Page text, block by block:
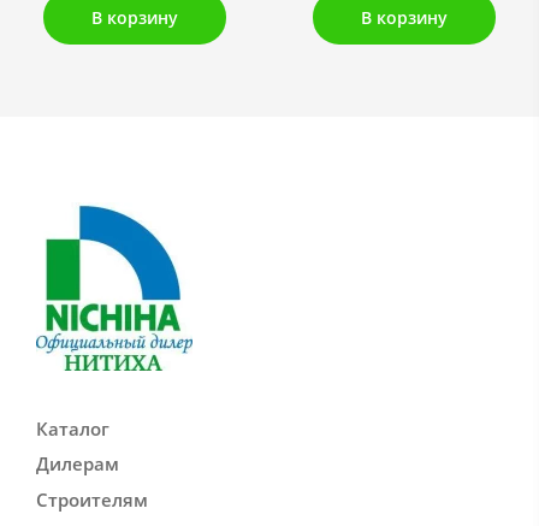
В корзину В корзину
Каталог
Дилерам
Строителям